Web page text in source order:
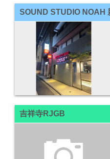
SOUND STUDIO NOAH
吉祥寺RJGB